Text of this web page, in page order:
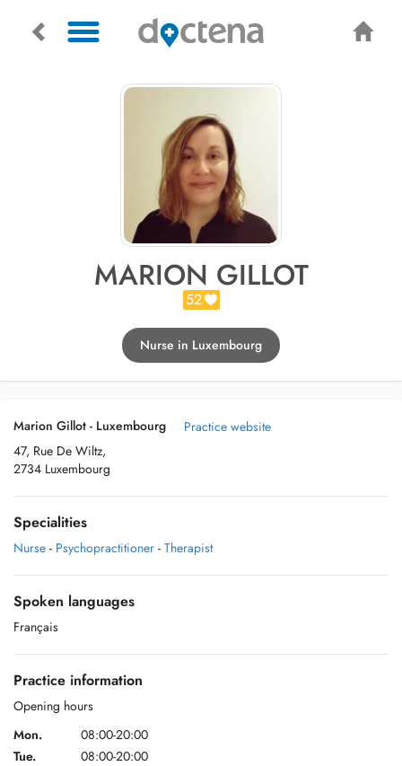
MARION GILLOT
52
Nurse in Luxembourg
Marion Gillot - Luxembourg
47, Rue De Wiltz,
2734 Luxembourg
Practice website
Specialities
Nurse - Psychopractitioner - Therapist
Spoken languages
Français
Practice information
Opening hours
Mon.
08:00-20:00
Tue.
08:00-20:00